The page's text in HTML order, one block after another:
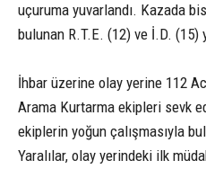
uçuruma yuvarlandı. Kazada
bulunan R.T.E. (12) ve İ.D. (15)
İhbar üzerine olay yerine 112
Arama Kurtarma ekipleri sevk
ekiplerin yoğun çalışmasıyla
Yaralılar, olay yerindeki ilk